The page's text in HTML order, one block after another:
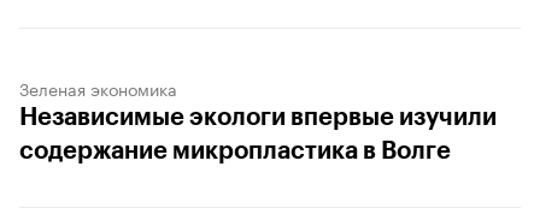
Зеленая экономика
Независимые экологи впервые изучили
содержание микропластика в Волге